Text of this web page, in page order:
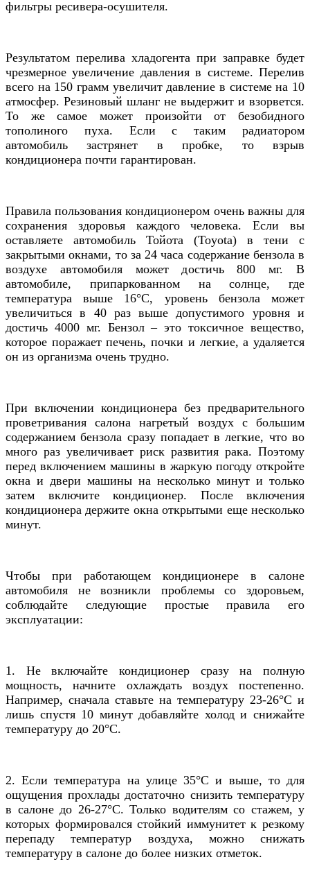
фильтры ресивера-осушителя.
Результатом перелива хладогента при заправке будет
чрезмерное увеличение давления в системе. Перелив
всего на 150 грамм увеличит давление в системе на 10
атмосфер. Резиновый шланг не выдержит и взорвется.
То же самое может произойти от безобидного
тополиного пуха. Если с таким радиатором
автомобиль застрянет в пробке, то взрыв
кондиционера почти гарантирован.
Правила пользования кондиционером очень важны для
сохранения здоровья каждого человека. Если вы
оставляете автомобиль Тойота (Toyota) в тени с
закрытыми окнами, то за 24 часа содержание бензола в
воздухе автомобиля может достичь 800 мг. В
автомобиле, припаркованном на солнце, где
температура выше 16°C, уровень бензола может
увеличиться в 40 раз выше допустимого уровня и
достичь 4000 мг. Бензол – это токсичное вещество,
которое поражает печень, почки и легкие, а удаляется
он из организма очень трудно.
При включении кондиционера без предварительного
проветривания салона нагретый воздух с большим
содержанием бензола сразу попадает в легкие, что во
много раз увеличивает риск развития рака. Поэтому
перед включением машины в жаркую погоду откройте
окна и двери машины на несколько минут и только
затем включите кондиционер. После включения
кондиционера держите окна открытыми еще несколько
минут.
Чтобы при работающем кондиционере в салоне
автомобиля не возникли проблемы со здоровьем,
соблюдайте следующие простые правила его
эксплуатации:
1. Не включайте кондиционер сразу на полную
мощность, начните охлаждать воздух постепенно.
Например, сначала ставьте на температуру 23-26°C и
лишь спустя 10 минут добавляйте холод и снижайте
температуру до 20°C.
2. Если температура на улице 35°C и выше, то для
ощущения прохлады достаточно снизить температуру
в салоне до 26-27°C. Только водителям со стажем, у
которых формировался стойкий иммунитет к резкому
перепаду температур воздуха, можно снижать
температуру в салоне до более низких отметок.